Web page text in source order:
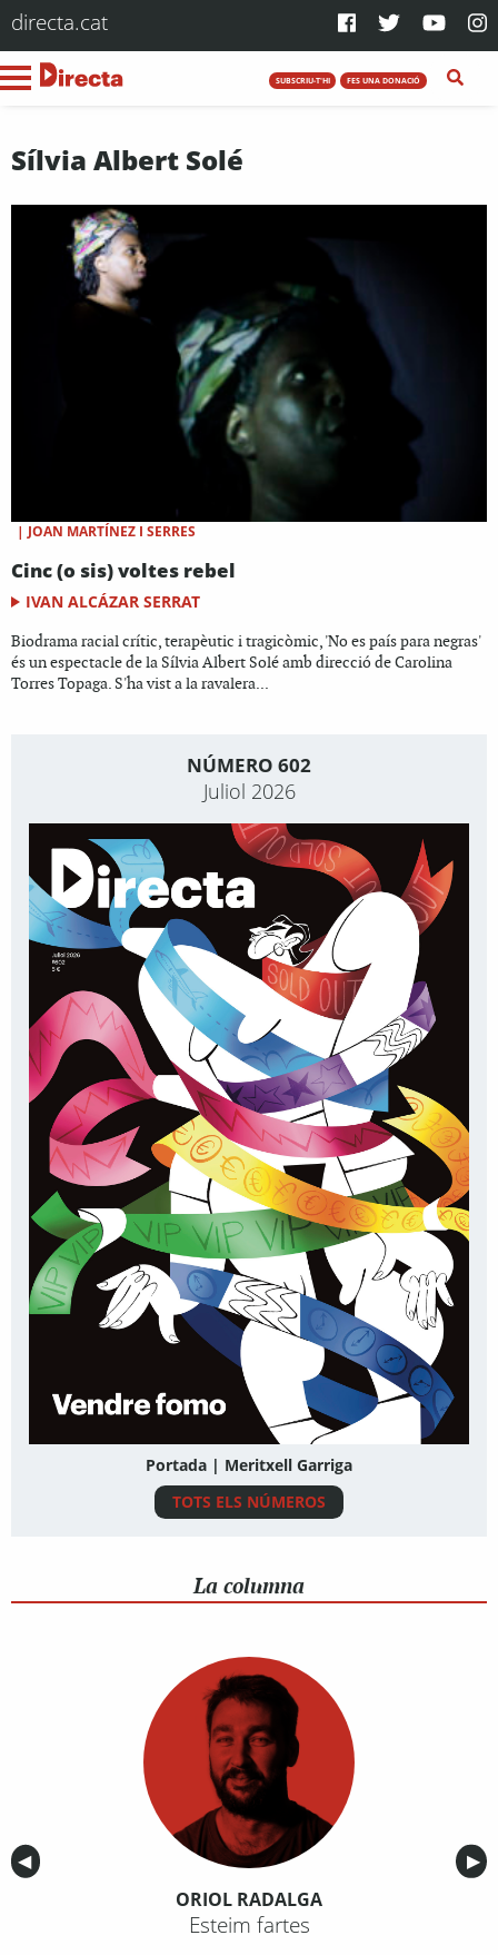
directa.cat
SUBSCRIU-T'HI FES UNA DONACIÓ
Sílvia Albert Solé
| JOAN MARTÍNEZ I SERRES
Cinc (o sis) voltes rebel
IVAN ALCÁZAR SERRAT
Biodrama racial crític, terapèutic i tragicòmic, 'No es país para negras'
és un espectacle de la Sílvia Albert Solé amb direcció de Carolina
Torres Topaga. S'ha vist a la ravalera...
NÚMERO 602
Juliol 2026
Portada | Meritxell Garriga
TOTS ELS NÚMEROS
La columna
Anterior
◀︎ ▶︎
ORIOL RADALGA
Esteim fartes